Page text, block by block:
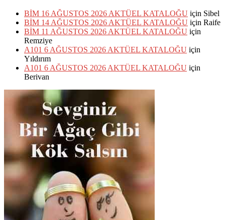
BİM 16 AĞUSTOS 2026 AKTÜEL KATALOĞU için Sibel
BİM 14 AĞUSTOS 2026 AKTÜEL KATALOĞU için Raife
BİM 11 AĞUSTOS 2026 AKTÜEL KATALOĞU için
Remziye
A101 6 AĞUSTOS 2026 AKTÜEL KATALOĞU için
Yıldırım
A101 6 AĞUSTOS 2026 AKTÜEL KATALOĞU için
Berivan